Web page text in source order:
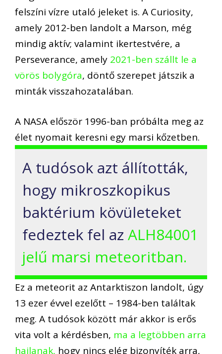
felszíni vízre utaló jeleket is. A Curiosity,
amely 2012-ben landolt a Marson, még
mindig aktív; valamint ikertestvére, a
Perseverance, amely 2021-ben szállt le a
vörös bolygóra, döntő szerepet játszik a
minták visszahozatalában.
A NASA először 1996-ban próbálta meg az
élet nyomait keresni egy marsi kőzetben.
A tudósok azt állították,
hogy mikroszkopikus
baktérium kövületeket
fedeztek fel az ALH84001
jelű marsi meteoritban.
Ez a meteorit az Antarktiszon landolt, úgy
13 ezer évvel ezelőtt – 1984-ben találtak
meg. A tudósok között már akkor is erős
vita volt a kérdésben, ma a legtöbben arra
hajlanak, hogy nincs elég bizonyíték arra,